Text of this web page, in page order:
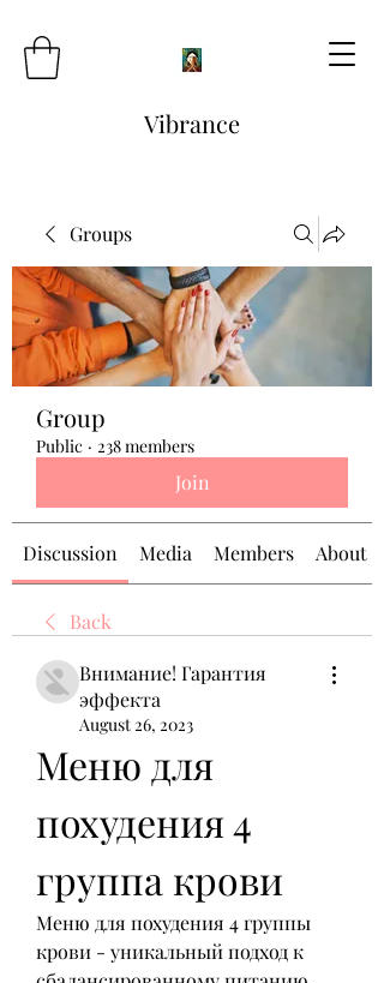
Vibrance
Groups
Group
Public · 238 members
Join
Discussion Media Members About
Back
Внимание! Гарантия
эффекта
August 26, 2023
Меню для
похудения 4
группа крови
Меню для похудения 4 группы
крови - уникальный подход к